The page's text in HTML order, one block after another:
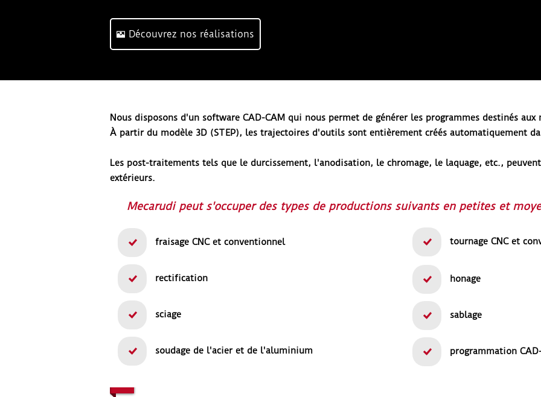
Découvrez nos réalisations
Nous disposons d'un software CAD-CAM qui nous permet de générer les programmes destinés aux
À partir du modèle 3D (STEP), les trajectoires d'outils sont entièrement créés automatiquement
Les post-traitements tels que le durcissement, l'anodisation, le chromage, le laquage, etc.,
extérieurs.
Mecarudi peut s'occuper des types de productions suivants en petites et
fraisage CNC et conventionnel
rectification
sciage
soudage de l'acier et de l'aluminium
tournage CNC et
honage
sablage
programmation